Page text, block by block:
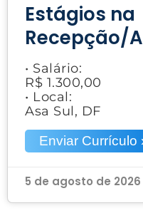
Estágios na
Recepção/
• Salário:
R$ 1.300,00
• Local:
Asa Sul, DF
Enviar Currículo
5 de agosto de 2026